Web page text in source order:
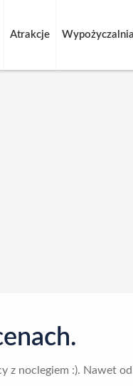
Atrakcje
noclegiem :). Nawet